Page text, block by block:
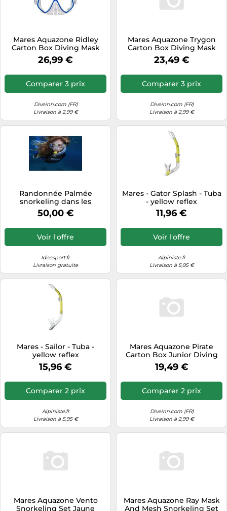
Mares Aquazone Ridley
Carton Box Diving Mask
Bleu
26,99 €
Comparer 3 prix
Diveinn.com (FR)
Livraison à 2,99 €
Mares Aquazone Trygon
Carton Box Diving Mask
Bleu
23,49 €
Comparer 3 prix
Diveinn.com (FR)
Livraison à 2,99 €
Randonnée Palmée
snorkeling dans les
calanques - Marseille
50,00 €
Voir l'offre
Ideesport.fr
Livraison gratuite
Mares - Gator Splash - Tuba
- yellow reflex
11,96 €
Voir l'offre
Alpiniste.fr
Livraison à 5,95 €
Mares - Sailor - Tuba -
yellow reflex
15,96 €
Comparer 2 prix
Alpiniste.fr
Livraison à 5,95 €
Mares Aquazone Pirate
Carton Box Junior Diving
Mask Jaune Enfants
19,49 €
Comparer 2 prix
Diveinn.com (FR)
Livraison à 2,99 €
Mares Aquazone Vento
Snorkeling Set Jaune
Mares Aquazone Ray Mask
And Mesh Snorkeling Set